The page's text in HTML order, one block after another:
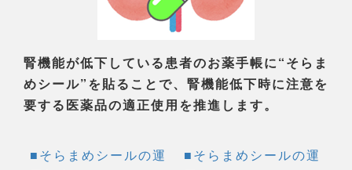
腎機能が低下している患者のお薬手帳に“そらま
めシール”を貼ることで、腎機能低下時に注意を
要する医薬品の適正使用を推進します。
■そらまめシールの運
■そらまめシールの運